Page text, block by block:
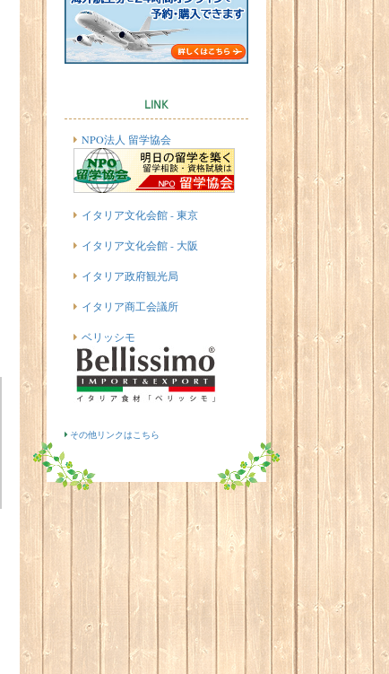
LINK
NPO法人 留学協会
イタリア文化会館 - 東京
イタリア文化会館 - 大阪
イタリア政府観光局
イタリア商工会議所
ベリッシモ
その他リンクはこちら